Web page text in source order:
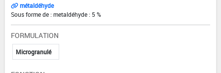
métaldéhyde
Sous forme de : metaldéhyde : 5 %
FORMULATION
Microgranulé